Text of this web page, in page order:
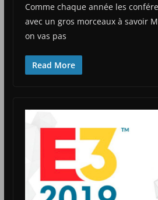
Comme chaque année les
avec un gros morceaux à savoir
on vas pas
Read More